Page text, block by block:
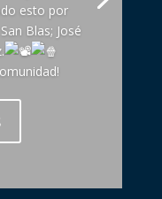
esto por
Blas; José